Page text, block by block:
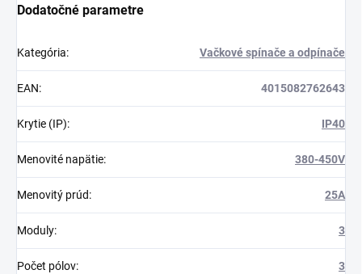
Dodatočné parametre
Kategória: Vačkové spínače a odpínače
EAN: 4015082762643
Krytie (IP): IP40
Menovité napätie: 380-450V
Menovitý prúd: 25A
Moduly: 3
Počet pólov: 3